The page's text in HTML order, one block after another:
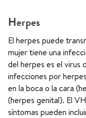
Herpes
El herpes puede
mujer tiene una
del herpes es el virus
infecciones por
en la boca o la cara
(herpes genital). El
síntomas pueden